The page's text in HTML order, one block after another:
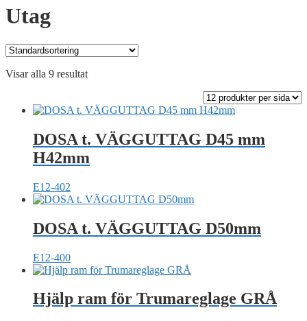
Utag
Visar alla 9 resultat
DOSA t. VÄGGUTTAG D45 mm
H42mm
E12-402
DOSA t. VÄGGUTTAG D50mm
E12-400
Hjälp ram för Trumareglage GRÅ